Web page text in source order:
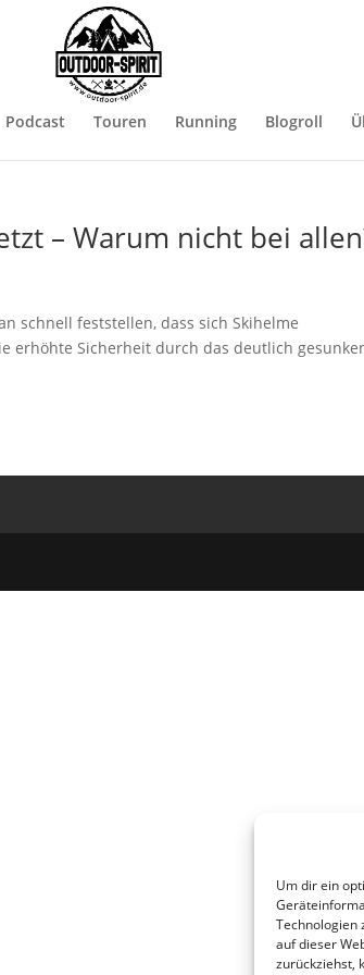
Um dir ein
Technologien
auf dieser
zurückziehst,
Podcast Touren Running Blogroll
– Warum nicht bei
schnell feststellen, dass sich Skihelme
erhöhte Sicherheit durch das deutlich